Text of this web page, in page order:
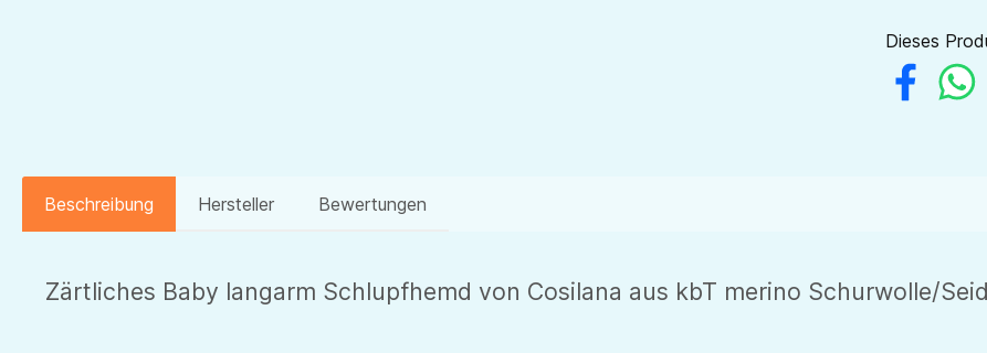
Dieses
Beschreibung Hersteller Bewertungen
Zärtliches Baby langarm Schlupfhemd von Cosilana aus kbT merino Schurwolle/